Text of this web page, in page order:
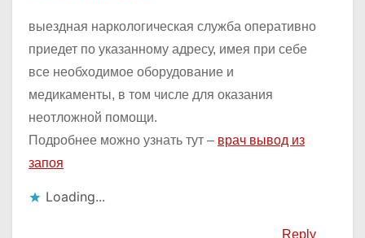
выездная наркологическая служба оперативно
приедет по указанному адресу, имея при себе
все необходимое оборудование и
медикаменты, в том числе для оказания
неотложной помощи.
Подробнее можно узнать тут – врач вывод из
запоя
Loading...
Reply